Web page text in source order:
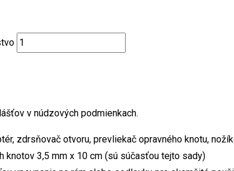
v núdzových podmienkach.
zdrsňovač otvoru, prevliekač opravného knotu,
knotov 3,5 mm x 10 cm (sú súčasťou tejto sady)